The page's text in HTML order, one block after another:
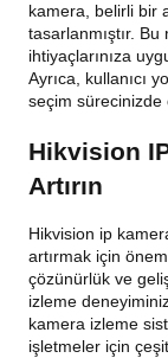
kamera, belirli bir
tasarlanmıştır.
ihtiyaçlarınıza
Ayrıca, kullanıcı
seçim sürecinizde
Hikvision
Artırın
Hikvision ip
artırmak için
çözünürlük ve
izleme
kamera izleme
işletmeler için